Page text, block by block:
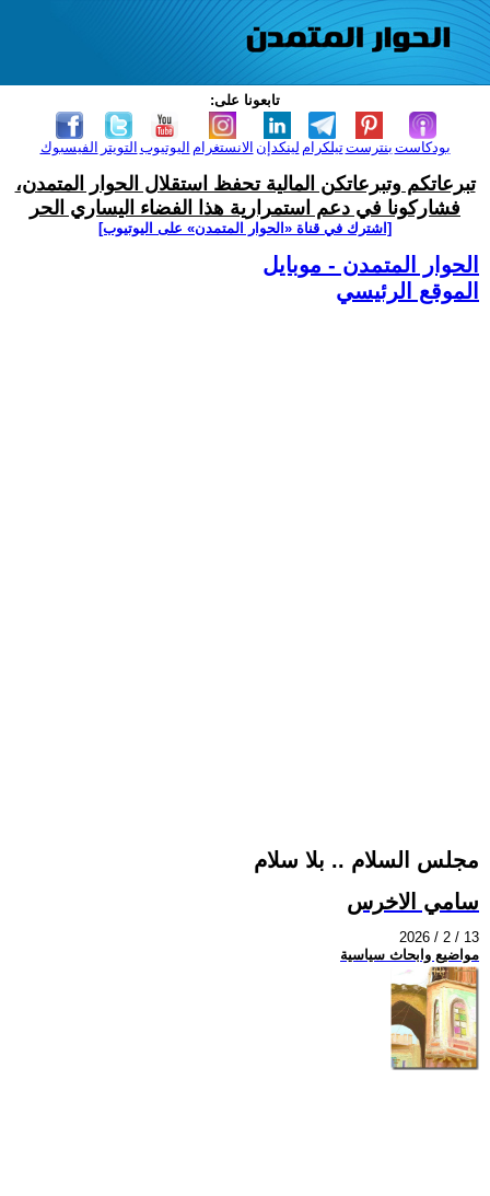
تابعونا على:
الفيسبوك التويتر اليوتيوب الانستغرام لينكدإن تيلكرامبنترست بودكاست
تبرعاتكم وتبرعاتكن المالية تحفظ استقلال الحوار المتمدن،
فشاركونا في دعم استمرارية هذا الفضاء اليساري الحر
[اشترك في قناة ‫«الحوار المتمدن» على اليوتيوب]
الحوار المتمدن - موبايل
الموقع الرئيسي
مجلس السلام .. بلا سلام
سامي الاخرس
2026 / 2 / 13
مواضيع وابحاث سياسية